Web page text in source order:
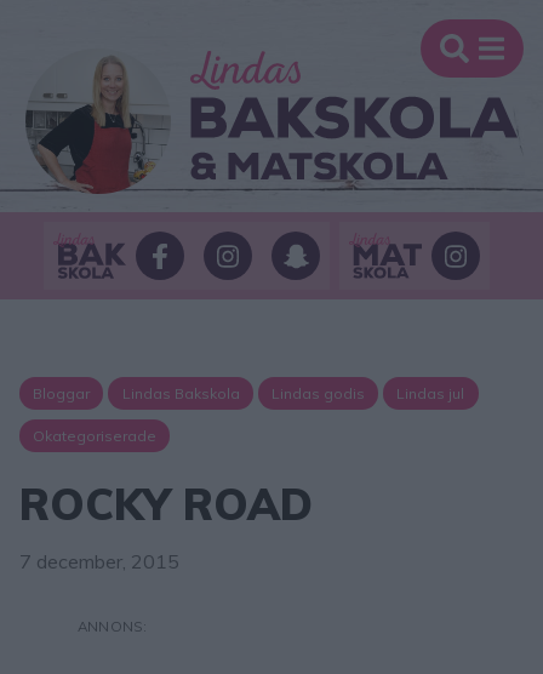
Bloggar Lindas Bakskola Lindas godis Lindas jul
Okategoriserade
ROCKY ROAD
7 december, 2015